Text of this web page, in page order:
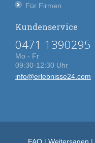
Für Firmen
Kundenservice
0471 1390295
Mo - Fr
09:30-12:30 Uhr
info@erlebnisse24.com